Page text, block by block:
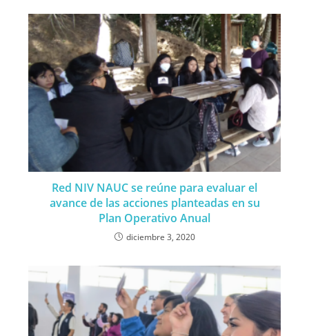
Red NIV NAUC se reúne para evaluar el
avance de las acciones planteadas en su
Plan Operativo Anual
diciembre 3, 2020